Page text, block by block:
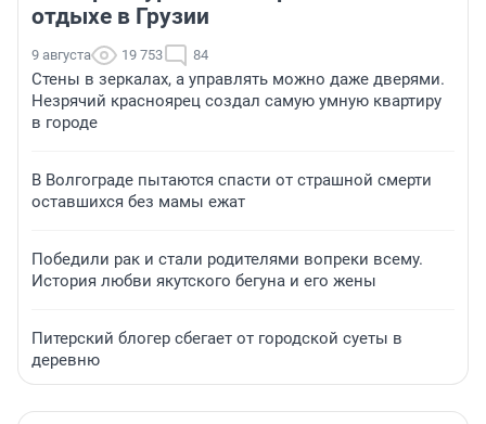
отдыхе в Грузии
9 августа 19 753 84
Стены в зеркалах, а управлять можно даже дверями.
Незрячий красноярец создал самую умную квартиру
в городе
В Волгограде пытаются спасти от страшной смерти
оставшихся без мамы ежат
Победили рак и стали родителями вопреки всему.
История любви якутского бегуна и его жены
Питерский блогер сбегает от городской суеты в
деревню